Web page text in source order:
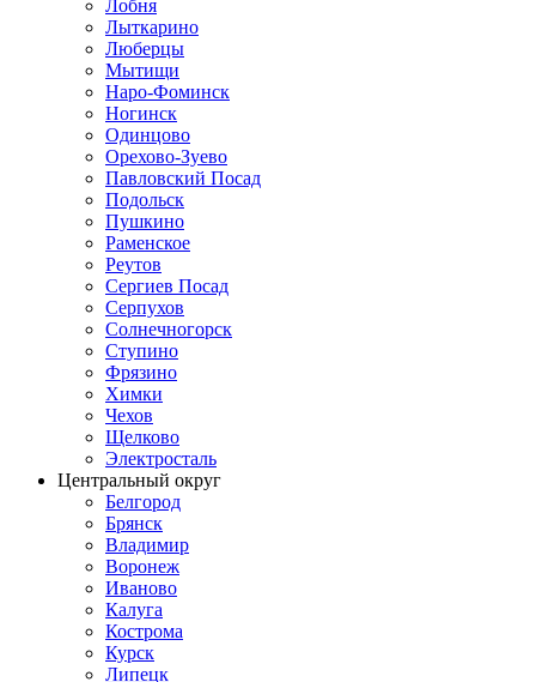
Лобня
Лыткарино
Люберцы
Мытищи
Наро-Фоминск
Ногинск
Одинцово
Орехово-Зуево
Павловский Посад
Подольск
Пушкино
Раменское
Реутов
Сергиев Посад
Серпухов
Солнечногорск
Ступино
Фрязино
Химки
Чехов
Щелково
Электросталь
Центральный округ
Белгород
Брянск
Владимир
Воронеж
Иваново
Калуга
Кострома
Курск
Липецк